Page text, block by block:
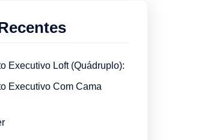
Executivo Loft (Quádruplo):
Executivo Com Cama